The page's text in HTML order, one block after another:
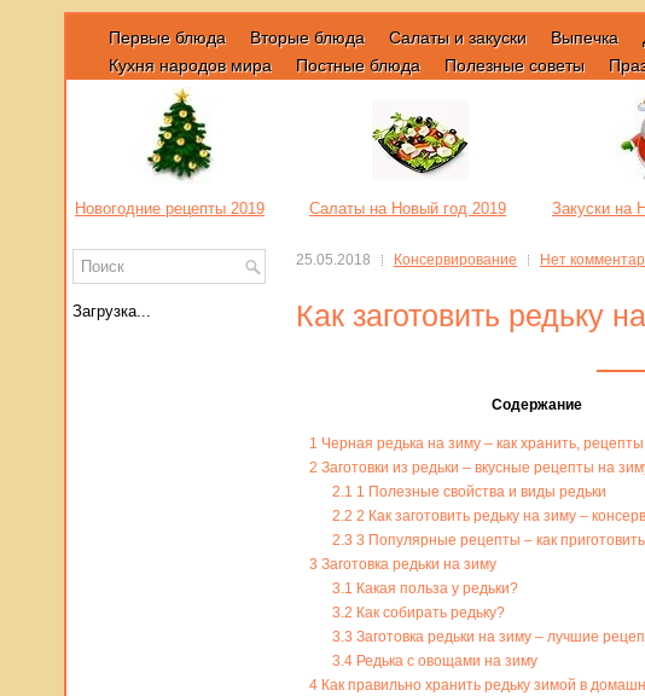
Первые блюда Вторые блюда Салаты и закуски Выпечка
Кухня народов мира
Постные блюда Полезные советы
Новогодние рецепты 2019 Салаты на Новый год 2019 Закуски на
25.05.2018 Консервирование Нет
Как заготовить редьку
Содержание
1 Черная редька на зиму – как хранить, рецепты
2 Заготовки из редьки – вкусные рецепты на
2.1 1 Полезные свойства и виды редьки
2.2 2 Как заготовить редьку на зиму –
2.3 3 Популярные рецепты – как
3 Заготовка редьки на зиму
3.1 Какая польза у редьки?
3.2 Как собирать редьку?
3.3 Заготовка редьки на зиму – лучшие
3.4Редька с овощами на зиму
4 Как правильно хранить редьку зимой в
Загрузка...